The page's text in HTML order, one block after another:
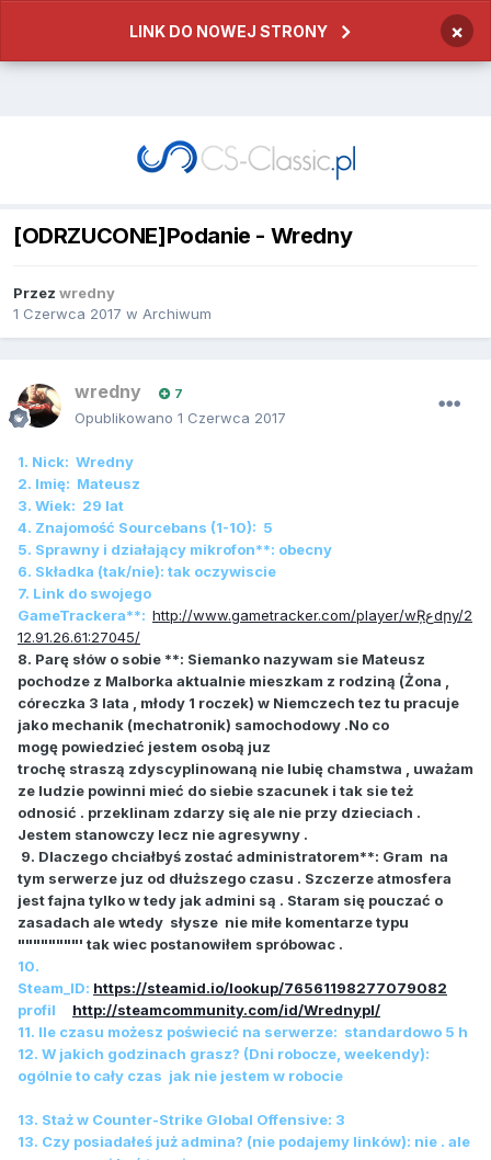
LINK DO NOWEJ STRONY ×
[ODRZUCONE]Podanie - Wredny
Przez wredny
1 Czerwca 2017 w Archiwum
wredny 7
Opublikowano 1 Czerwca 2017
1. Nick: Wredny
2. Imię: Mateusz
3. Wiek: 29 lat
4. Znajomość Sourcebans (1-10): 5
5. Sprawny i działający mikrofon**: obecny
6. Składka (tak/nie): tak oczywiscie
7. Link do swojego
GameTrackera**: http://www.gametracker.com/player/wŖعdրy/2
12.91.26.61:27045/
8. Parę słów o sobie **: Siemanko nazywam sie Mateusz
pochodze z Malborka aktualnie mieszkam z rodziną (Żona ,
córeczka 3 lata , młody 1 roczek) w Niemczech tez tu pracuje
jako mechanik (mechatronik) samochodowy .No co
mogę powiedzieć jestem osobą juz
trochę straszą zdyscyplinowaną nie lubię chamstwa , uważam
ze ludzie powinni mieć do siebie szacunek i tak sie też
odnosić . przeklinam zdarzy się ale nie przy dzieciach .
Jestem stanowczy lecz nie agresywny .
9. Dlaczego chciałbyś zostać administratorem**: Gram na
tym serwerze juz od dłuższego czasu . Szczerze atmosfera
jest fajna tylko w tedy jak admini są . Staram się pouczać o
zasadach ale wtedy słysze nie miłe komentarze typu
""""""""' tak wiec postanowiłem spróbowac .
10.
Steam_ID: https://steamid.io/lookup/76561198277079082
profil http://steamcommunity.com/id/Wrednypl/
11. Ile czasu możesz poświecić na serwerze: standardowo 5 h
12. W jakich godzinach grasz? (Dni robocze, weekendy):
ogólnie to cały czas jak nie jestem w robocie
13. Staż w Counter-Strike Global Offensive: 3
13. Czy posiadałeś już admina? (nie podajemy linków): nie . ale